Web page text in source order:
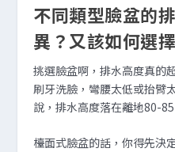
不同類型臉盆的
異？又該如何選
挑選臉盆啊，排水高度真的
刷牙洗臉，彎腰太低或抬臂
說，排水高度落在離地80-
檯面式臉盆的話，你得先決